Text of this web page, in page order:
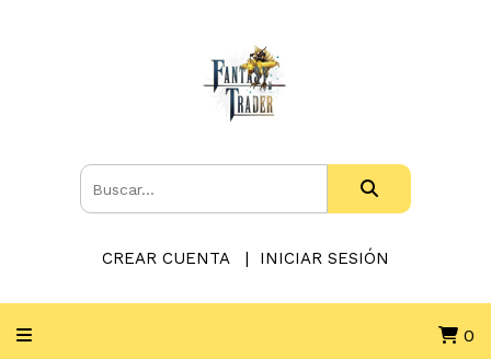
CREAR CUENTA INICIAR SESIÓN
0